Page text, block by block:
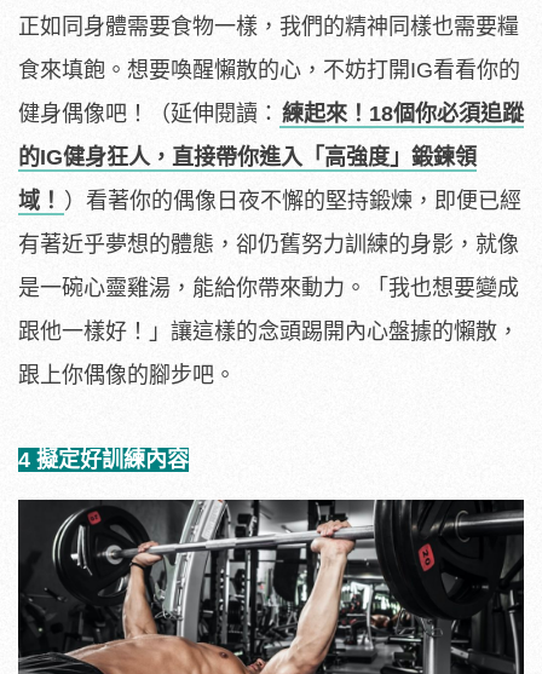
正如同身體需要食物一樣，我們的精神同樣也需要糧
食來填飽。想要喚醒懶散的心，不妨打開IG看看你的
健身偶像吧！（延伸閱讀： 練起來！18個你必須追蹤
的IG健身狂人，直接帶你進入「高強度」鍛鍊領
域！ ）看著你的偶像日夜不懈的堅持鍛煉，即便已經
有著近乎夢想的體態，卻仍舊努力訓練的身影，就像
是一碗心靈雞湯，能給你帶來動力。「我也想要變成
跟他一樣好！」讓這樣的念頭踢開內心盤據的懶散，
跟上你偶像的腳步吧。
4 擬定好訓練內容